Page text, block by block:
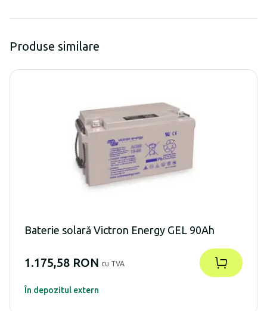
Produse similare
Baterie solară Victron Energy GEL 90Ah
1.175,58 RON cu TVA
În depozitul extern